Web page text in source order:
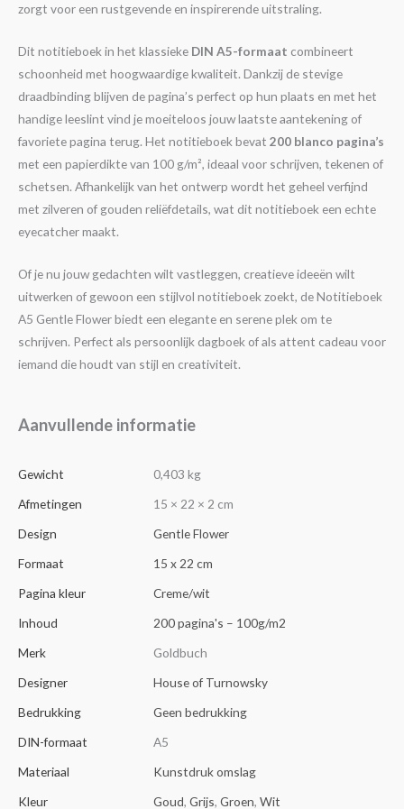
zorgt voor een rustgevende en inspirerende uitstraling.
Dit notitieboek in het klassieke DIN A5-formaat combineert
schoonheid met hoogwaardige kwaliteit. Dankzij de stevige
draadbinding blijven de pagina’s perfect op hun plaats en met het
handige leeslint vind je moeiteloos jouw laatste aantekening of
favoriete pagina terug. Het notitieboek bevat 200 blanco pagina’s
met een papierdikte van 100 g/m², ideaal voor schrijven, tekenen of
schetsen. Afhankelijk van het ontwerp wordt het geheel verfijnd
met zilveren of gouden reliëfdetails, wat dit notitieboek een echte
eyecatcher maakt.
Of je nu jouw gedachten wilt vastleggen, creatieve ideeën wilt
uitwerken of gewoon een stijlvol notitieboek zoekt, de Notitieboek
A5 Gentle Flower biedt een elegante en serene plek om te
schrijven. Perfect als persoonlijk dagboek of als attent cadeau voor
iemand die houdt van stijl en creativiteit.
Aanvullende informatie
Gewicht
0,403 kg
Afmetingen
15 × 22 × 2 cm
Design
Gentle Flower
Formaat
15 x 22 cm
Pagina kleur
Creme/wit
Inhoud
200 pagina's – 100g/m2
Merk
Goldbuch
Designer
House of Turnowsky
Bedrukking
Geen bedrukking
DIN-formaat
A5
Materiaal
Kunstdruk omslag
Kleur
Goud, Grijs, Groen, Wit